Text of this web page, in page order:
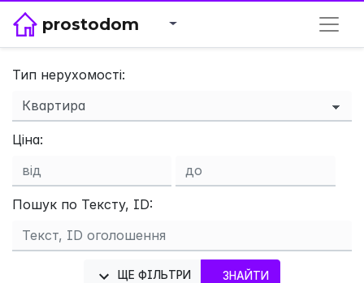
prostodom
Тип нерухомості:
Ціна:
Пошук по Тексту, ID:
ЩЕ ФІЛЬТРИ ЗНАЙТИ
×